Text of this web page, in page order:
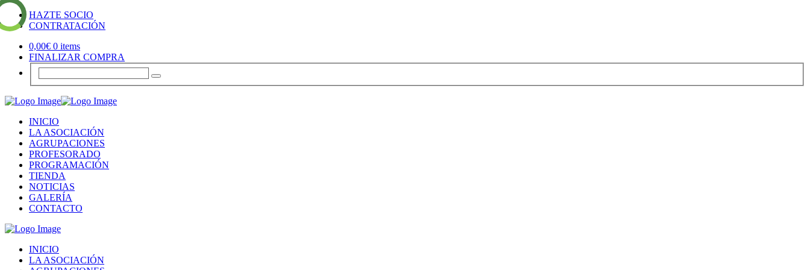
HAZTE SOCIO
CONTRATACIÓN
0,00€ 0 items
FINALIZAR COMPRA
INICIO
LA ASOCIACIÓN
AGRUPACIONES
PROFESORADO
PROGRAMACIÓN
TIENDA
NOTICIAS
GALERÍA
CONTACTO
INICIO
LA ASOCIACIÓN